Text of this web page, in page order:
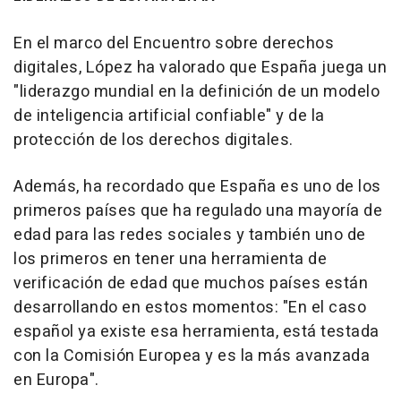
En el marco del Encuentro sobre derechos
digitales, López ha valorado que España juega un
"liderazgo mundial en la definición de un modelo
de inteligencia artificial confiable" y de la
protección de los derechos digitales.
Además, ha recordado que España es uno de los
primeros países que ha regulado una mayoría de
edad para las redes sociales y también uno de
los primeros en tener una herramienta de
verificación de edad que muchos países están
desarrollando en estos momentos: "En el caso
español ya existe esa herramienta, está testada
con la Comisión Europea y es la más avanzada
en Europa".